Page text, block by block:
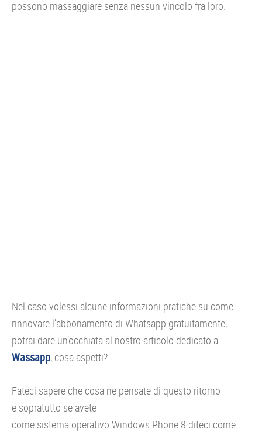
possono massaggiare senza nessun vincolo fra loro.
Nel caso volessi alcune informazioni pratiche su come
rinnovare l’abbonamento di Whatsapp gratuitamente,
potrai dare un’occhiata al nostro articolo dedicato a
Wassapp, cosa aspetti?
Fateci sapere che cosa ne pensate di questo ritorno
e sopratutto se avete
come sistema operativo Windows Phone 8 diteci come